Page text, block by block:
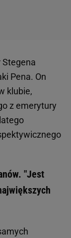
Pena. On
klubie,
z emerytury
"Jest